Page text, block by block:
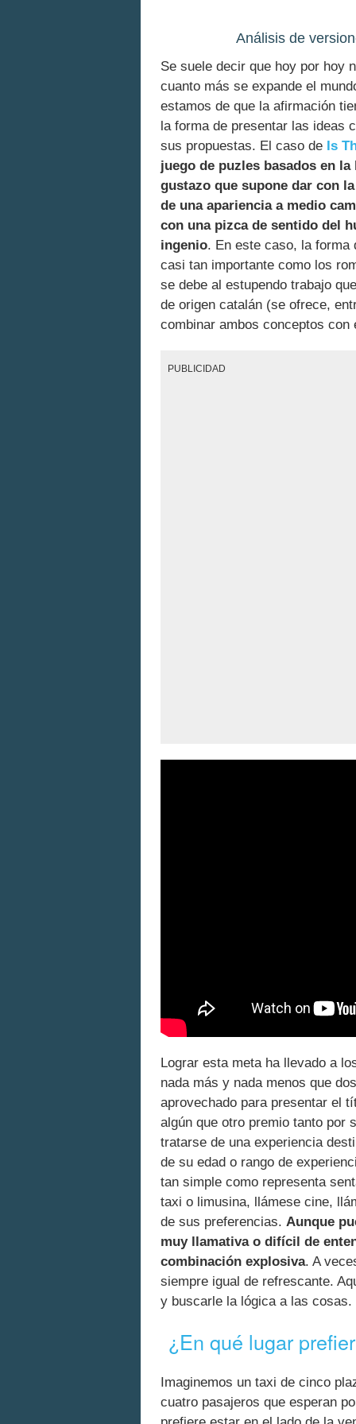
Análisis de
Se suele decir que hoy por hoy
cuanto más se expande el
estamos de que la afirmación
la forma de presentar las ideas
sus propuestas. El caso de Is
juego de puzles basados en
gustazo que supone dar con
de una apariencia a medio
con una pizca de sentido del
ingenio. En este caso, la forma
casi tan importante como los
se debe al estupendo trabajo
de origen catalán (se ofrece,
combinar ambos conceptos con
PUBLICIDAD
Lograr esta meta ha llevado a
nada más y nada menos que
aprovechado para presentar el
algún que otro premio tanto por
tratarse de una experiencia
de su edad o rango de
tan simple como representa
taxi o limusina, llámese cine,
de sus preferencias. Aunque
muy llamativa o difícil de
combinación explosiva. A
siempre igual de refrescante.
y buscarle la lógica a las cosas.
¿En qué lugar
Imaginemos un taxi de cinco
cuatro pasajeros que esperan